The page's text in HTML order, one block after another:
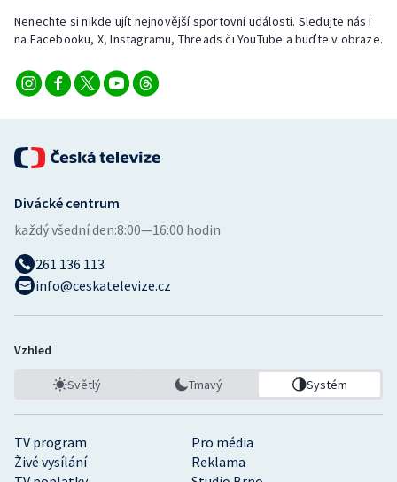
Nenechte si nikde ujít nejnovější sportovní události. Sledujte nás i
na Facebooku, X, Instagramu, Threads či YouTube a buďte v obraze.
TV program
Pro média
Živé vysílání
Reklama
Divácké centrum
každý všední den:8:00—16:00 hodin
261 136 113
info@ceskatelevize.cz
Vzhled
Světlý Tmavý Systém